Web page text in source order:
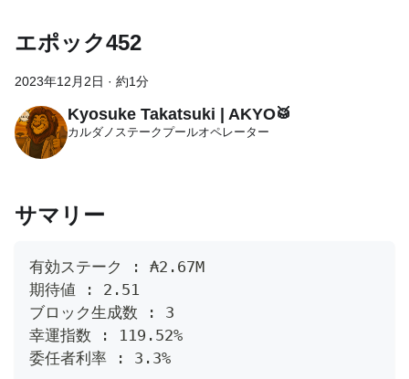
エポック452
2023年12月2日 · 約1分
Kyosuke Takatsuki | AKYO🥁
カルダノステークプールオペレーター
サマリー
有効ステーク : ₳2.67M
期待値 : 2.51
ブロック生成数 : 3
幸運指数 : 119.52%
委任者利率 : 3.3%